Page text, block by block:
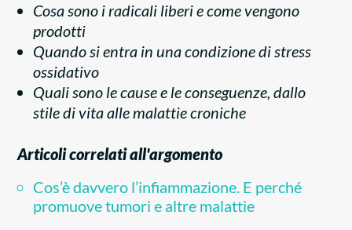
Cosa sono i radicali liberi e come vengono
prodotti
Quando si entra in una condizione di stress
ossidativo
Quali sono le cause e le conseguenze, dallo
stile di vita alle malattie croniche
Articoli correlati all'argomento
Cos’è davvero l’infiammazione. E perché
promuove tumori e altre malattie